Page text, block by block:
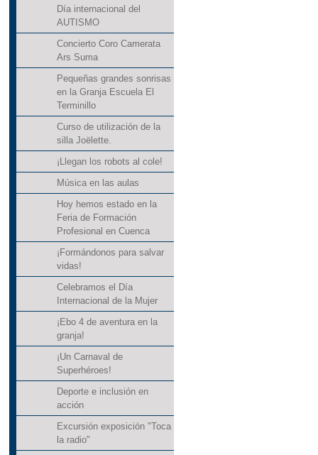
Día internacional del
AUTISMO
Concierto Coro Camerata
Ars Suma
Pequeñas grandes sonrisas
en la Granja Escuela El
Terminillo
Curso de utilización de la
silla Joëlette.
¡Llegan los robots al cole!
Música en las aulas
Hoy hemos estado en la
Feria de Formación
Profesional en Cuenca
¡Formándonos para salvar
vidas!
Celebramos el Día
Internacional de la Mujer
¡Ebo 4 de aventura en la
granja!
¡Un Carnaval de
Superhéroes!
Deporte e inclusión en
acción
Excursión exposición "Toca
la radio"